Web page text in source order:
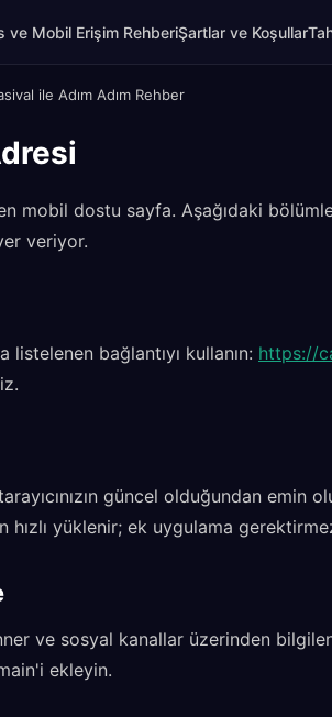
ve Mobil Erişim RehberiŞartlar ve Koşullar
ile Adım Adım Rehber
mobil dostu sayfa. Aşağıdaki
veriyor.
bağlantıyı kullanın: https://
güncel olduğundan emin
yüklenir; ek uygulama
ve sosyal kanallar üzerinden
ekleyin.